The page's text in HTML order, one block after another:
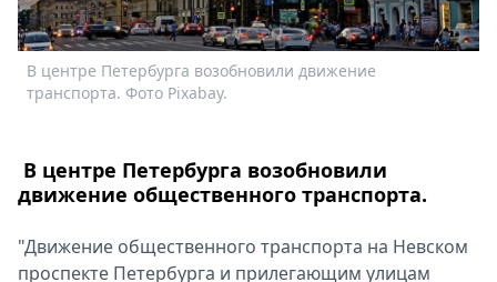
Звезды
Выборы
2026
Скачай
В центре Петербурга возобновили движение
транспорта. Фото Pixabay.
В центре Петербурга возобновили
движение общественного транспорта.
"Движение общественного транспорта на Невском
проспекте Петербурга и прилегающим улицам